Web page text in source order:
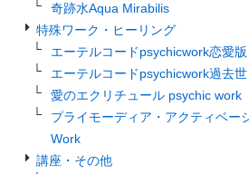
奇跡水Aqua Mirabilis
特殊ワーク・ヒーリング
エーテルコードpsychicwork恋愛版
エーテルコードpsychicwork過去
愛のエクリチュール psychic work
プライモーディア・アクティベー
Work
講座・その他